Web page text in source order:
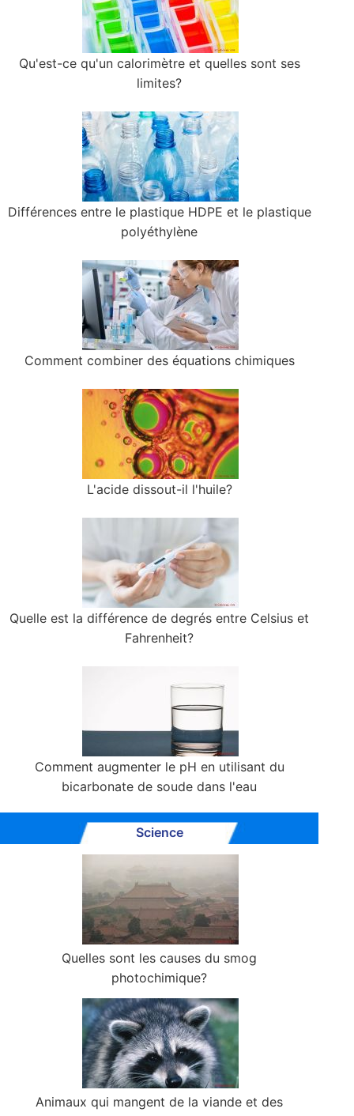
Qu'est-ce qu'un calorimètre et quelles sont ses
limites?
Différences entre le plastique HDPE et le plastique
polyéthylène
Comment combiner des équations chimiques
L'acide dissout-il l'huile?
Quelle est la différence de degrés entre Celsius et
Fahrenheit?
Comment augmenter le pH en utilisant du
bicarbonate de soude dans l'eau
Science
Quelles sont les causes du smog
photochimique?
Animaux qui mangent de la viande et des